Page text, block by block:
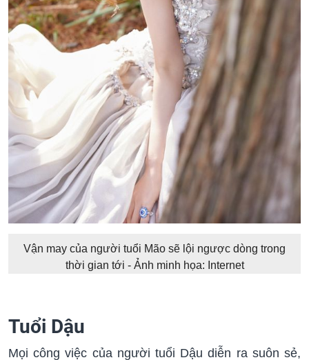
Vận may của người tuổi Mão sẽ lội ngược dòng trong
thời gian tới - Ảnh minh họa: Internet
Tuổi Dậu
Mọi công việc của người tuổi Dậu diễn ra suôn sẻ,